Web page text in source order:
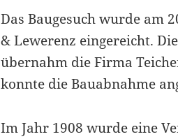
Das Baugesuch wurde am
& Lewerenz eingereicht.
übernahm die Firma
konnte die Bauabnahme
Im Jahr 1908 wurde eine